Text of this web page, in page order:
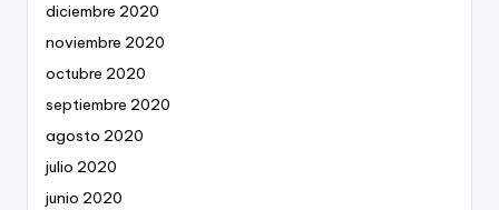
diciembre 2020
noviembre 2020
octubre 2020
septiembre 2020
agosto 2020
julio 2020
junio 2020